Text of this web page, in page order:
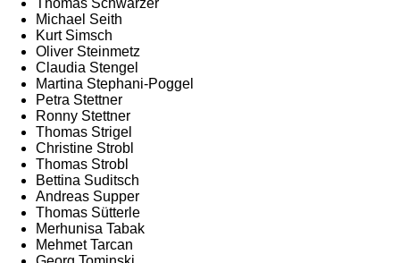
Michael Seith
Kurt Simsch
Oliver Steinmetz
Claudia Stengel
Martina Stephani-Poggel
Petra Stettner
Ronny Stettner
Thomas Strigel
Christine Strobl
Thomas Strobl
Bettina Suditsch
Andreas Supper
Thomas Sütterle
Merhunisa Tabak
Mehmet Tarcan